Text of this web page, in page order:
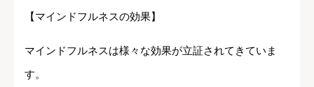
【マインドフルネスの効果】
マインドフルネスは様々な効果が立証されてきていま
す。